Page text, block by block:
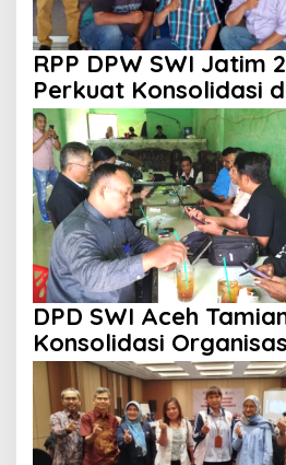
RPP DPW SWI Jatim
Perkuat Konsolidasi
Profesionalisme
DPD SWI Aceh
Konsolidasi
Kemitraan